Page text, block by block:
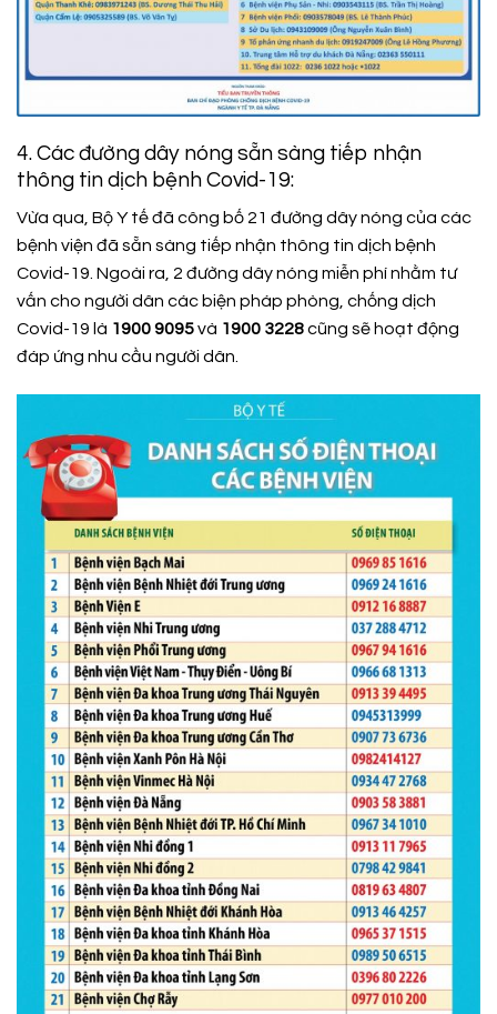
4. Các đường dây nóng sẵn sàng tiếp nhận
thông tin dịch bệnh Covid-19:
Vừa qua, Bộ Y tế đã công bố 21 đường dây nóng của các
bệnh viện đã sẵn sàng tiếp nhận thông tin dịch bệnh
Covid-19. Ngoài ra, 2 đường dây nóng miễn phí nhằm tư
vấn cho người dân các biện pháp phòng, chống dịch
Covid-19 là 1900 9095và 1900 3228cũng sẽ hoạt động
đáp ứng nhu cầu người dân.